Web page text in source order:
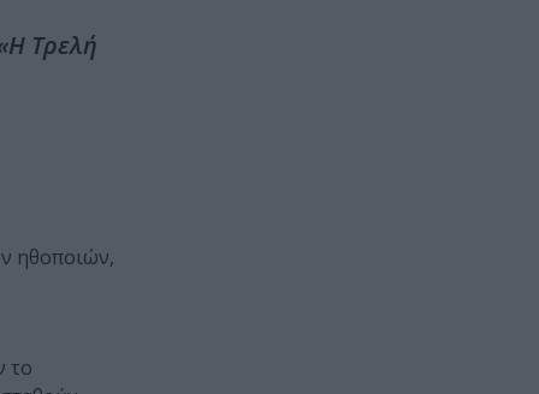
Τρελή
ηθοποιών,
το